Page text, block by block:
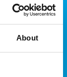
About